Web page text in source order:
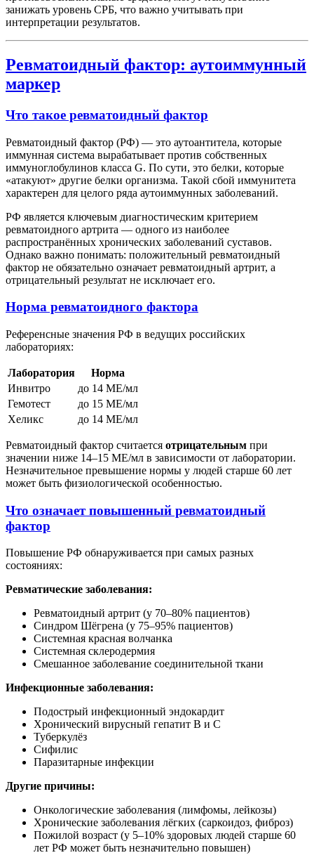
занижать уровень СРБ, что важно учитывать при
интерпретации результатов.
Ревматоидный фактор: аутоиммунный
маркер
Что такое ревматоидный фактор
Ревматоидный фактор (РФ) — это аутоантитела, которые
иммунная система вырабатывает против собственных
иммуноглобулинов класса G. По сути, это белки, которые
«атакуют» другие белки организма. Такой сбой иммунитета
характерен для целого ряда аутоиммунных заболеваний.
РФ является ключевым диагностическим критерием
ревматоидного артрита — одного из наиболее
распространённых хронических заболеваний суставов.
Однако важно понимать: положительный ревматоидный
фактор не обязательно означает ревматоидный артрит, а
отрицательный результат не исключает его.
Норма ревматоидного фактора
Референсные значения РФ в ведущих российских
лабораториях:
Лаборатория
Норма
Инвитро
до 14 МЕ/мл
Гемотест
до 15 МЕ/мл
Хеликс
до 14 МЕ/мл
Ревматоидный фактор считается отрицательным при
значении ниже 14–15 МЕ/мл в зависимости от лаборатории.
Незначительное превышение нормы у людей старше 60 лет
может быть физиологической особенностью.
Что означает повышенный ревматоидный
фактор
Повышение РФ обнаруживается при самых разных
состояниях:
Ревматические заболевания:
Ревматоидный артрит (у 70–80% пациентов)
Синдром Шёгрена (у 75–95% пациентов)
Системная красная волчанка
Системная склеродермия
Смешанное заболевание соединительной ткани
Инфекционные заболевания:
Подострый инфекционный эндокардит
Хронический вирусный гепатит В и С
Туберкулёз
Сифилис
Паразитарные инфекции
Другие причины:
Онкологические заболевания (лимфомы, лейкозы)
Хронические заболевания лёгких (саркоидоз, фиброз)
Пожилой возраст (у 5–10% здоровых людей старше 60
лет РФ может быть незначительно повышен)